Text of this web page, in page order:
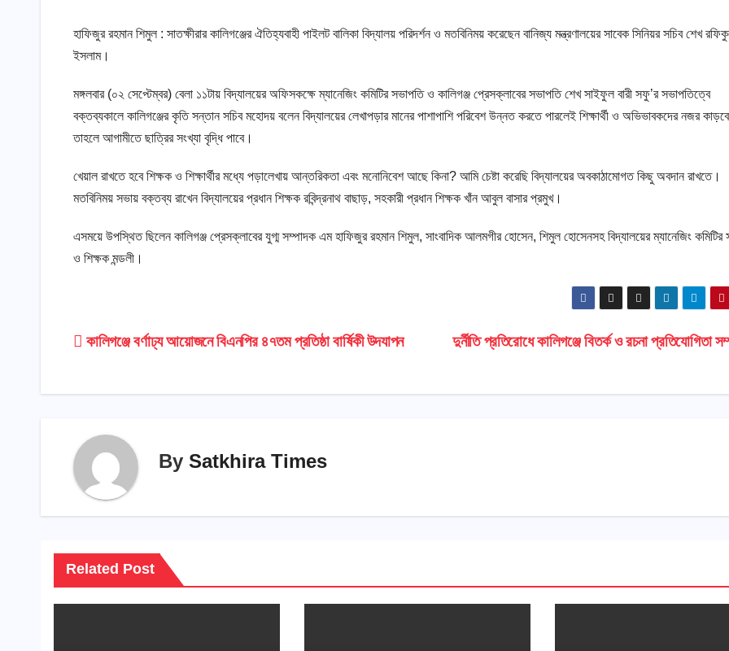
হাফিজুর রহমান শিমুল : সাতক্ষীরার কালিগঞ্জের ঐতিহ্যবাহী পাইলট বালিকা বিদ্যালয় পরিদর্শন ও মতবিনিময় করেছেন বানিজ্য মন্ত্রণালয়ের সাবেক সিনিয়র সচিব শেখ
ইসলাম।
মঙ্গলবার (০২ সেপ্টেম্বর) বেলা ১১টায় বিদ্যালয়ের অফিসকক্ষে ম্যানেজিং কমিটির সভাপতি ও কালিগঞ্জ প্রেসক্লাবের সভাপতি শেখ সাইফুল বারী সফু’র সভাপতিত্বে
বক্তব্যকালে কালিগঞ্জের কৃতি সন্তান সচিব মহোদয় বলেন বিদ্যালয়ের লেখাপড়ার মানের পাশাপাশি পরিবেশ উন্নত করতে পারলেই শিক্ষার্থী ও অভিভাবকদের নজর
তাহলে আগামীতে ছাত্রির সংখ্যা বৃদ্ধি পাবে।
খেয়াল রাখতে হবে শিক্ষক ও শিক্ষার্থীর মধ্যে পড়ালেখায় আন্তরিকতা এবং মনোনিবেশ আছে কিনা? আমি চেষ্টা করেছি বিদ্যালয়ের অবকাঠামোগত কিছু অবদান রাখতে।
মতবিনিময় সভায় বক্তব্য রাখেন বিদ্যালয়ের প্রধান শিক্ষক রবিন্দ্রনাথ বাছাড়, সহকারী প্রধান শিক্ষক খাঁন আবুল বাসার প্রমুখ।
এসময়ে উপস্থিত ছিলেন কালিগঞ্জ প্রেসক্লাবের যুগ্ম সম্পাদক এম হাফিজুর রহমান শিমুল, সাংবাদিক আলমগীর হোসেন, শিমুল হোসেনসহ বিদ্যালয়ের ম্যানেজিং কমিটির
ও শিক্ষক মন্ডলী।
Post
দুর্নীতি প্রতিরোধে কালিগঞ্জে বিতর্ক ও রচনা প্রতিযোগিতা
কালিগঞ্জে বর্ণাঢ্য আয়োজনে বিএনপির ৪৭তম প্রতিষ্ঠা বার্ষিকী উদযাপন
By Satkhira Times
Related Post